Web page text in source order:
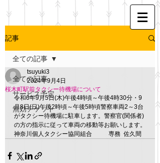
記事
全ての記事
サービス予定
無効チケット
全ての記事
桜木町駅前タクシー待機場について
tsuyuki3
2024年9月4日
令和6年9月5日(木)午後4時頃～午後4時30分・9
月8日(日)午後2時頃～午後5時頃警察車両2～3台
がタクシー待機場に駐車します。警察官(関係者)
の方の指示に従って車両の移動等お願いします。
神奈川個人タクシー協同組合  　　 専務  佐久間